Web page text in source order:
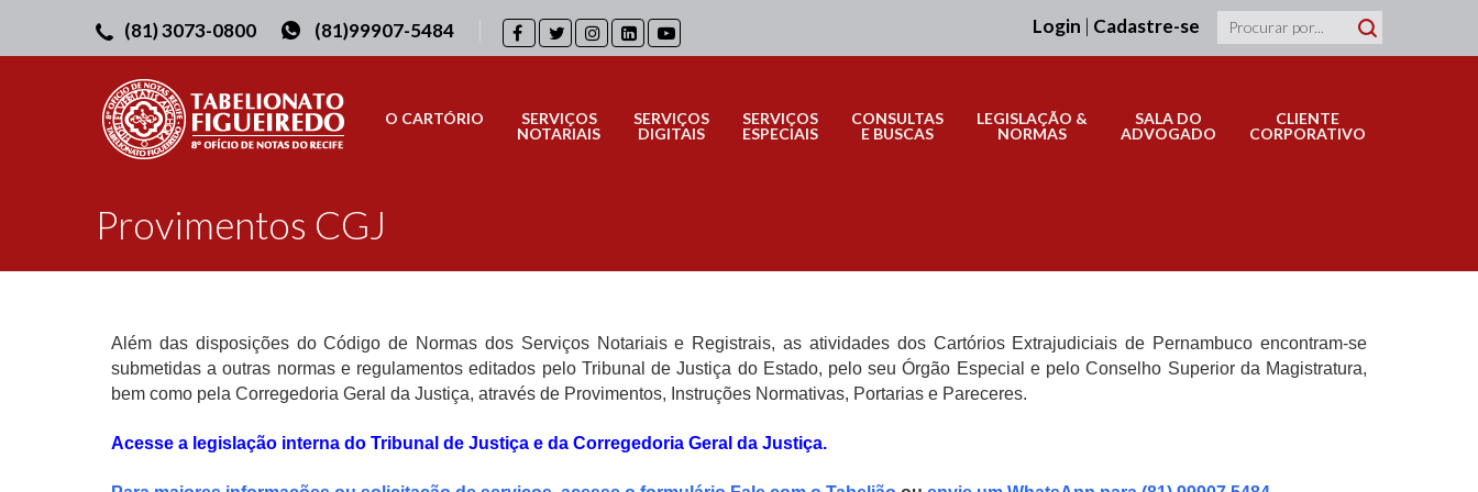
(81) 3073-0800 (81)99907-5484 Login | Cadastre-se
O CARTÓRIO
SERVIÇOS
NOTARIAIS
SERVIÇOS
DIGITAIS
SERVIÇOS
ESPECIAIS
CONSULTAS
E BUSCAS
LEGISLAÇÃO &
NORMAS
SALA DO
ADVOGADO
CLIENTE
CORPORATIVO
Provimentos CGJ
Além das disposições do Código de Normas dos Serviços Notariais e Registrais, as atividades dos Cartórios Extrajudiciais de Pernambuco encontram-se
submetidas a outras normas e regulamentos editados pelo Tribunal de Justiça do Estado, pelo seu Órgão Especial e pelo Conselho Superior da Magistratura,
bem como pela Corregedoria Geral da Justiça, através de Provimentos, Instruções Normativas, Portarias e Pareceres.
Acesse a legislação interna do Tribunal de Justiça e da Corregedoria Geral da Justiça.